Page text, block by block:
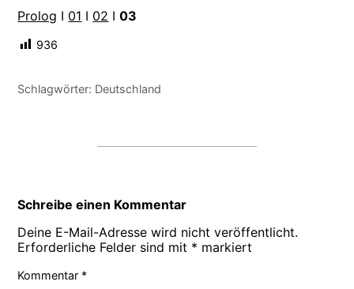
Prolog I 01 I 02 I03
936
Schlagwörter: Deutschland
Schreibe einen Kommentar
Deine E-Mail-Adresse wird nicht veröffentlicht.
Erforderliche Felder sind mit * markiert
Kommentar *